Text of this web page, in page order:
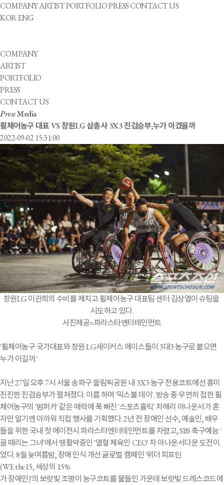
COMPANYARTISTPORTFOLIOPRESSCONTACT US
KORENG
COMPANY
ARTIST
PORTFOLIO
PRESS
CONTACT US
PressMedia
휠체어농구 대표 VS 창원LG 삼총사 3X3 진검승부,누가 이겼을까
2022-09-02 15:31:00
창원LG 이관희의 수비를 제치고 휠체어농구 대표팀 센터 김상열이 슈팅을
시도하고 있다.
사진제공=파라스타엔터테인먼트
'휠체어농구 국가대표와 창원 LG세이커스 에이스들이 3대3 농구로 붙으면
누가 이길까.'
지난 27일 오후 7시 서울 송파구 올림픽공원 내 3X3 농구 전용코트에선 흥미
진진한 진검승부가 펼쳐졌다. 이름 하며 '믹스볼 데이'. 방송 중 우연히 접한 휠
체어농구의 '범퍼카' 같은 매력에 푹 빠진 '스포츠홀릭' 차해리 아나운서가 혼
자만 알기엔 아까워 직접 행사를 기획했다. 2년 전 장애인 선수, 예술인, 배우
들을 위한 국내 첫 에이전시 파라스타엔터테인먼트를 차렸고, SBS 축구예능 '
골 때리는 그녀'에서 맹활약중인 '열혈 체육인 CEO' 차 아나운서다운 도전이
었다. 8월 늦여름밤, 장애 인식 개선 글로벌 캠페인 '위더 피프틴
(WE the15, 세상의 15%
가 장애인)'의 보랏빛 조명이 농구코트를 물들인 가운데 보랏빛 드레스코드에